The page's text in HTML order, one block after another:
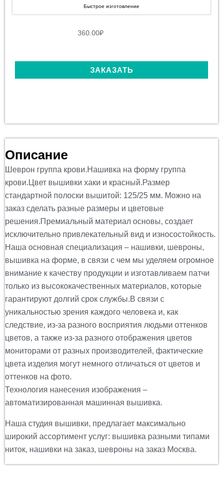
Быстрое изготовление
360.00₽
ЗАКАЗАТЬ
Описание
Шеврон группа крови.Нашивка на форму группа
крови.Цвет вышивки хаки и красный.Размер
стандартной полоски вышитой: 125/25 мм. Можно на
заказ сделать разные размеры и цветовые
решения.Премиальный материал основы, создает
исключительно привлекательный вид и износостойкость.
Наша основная специализация – нашивки, шевроны,
вышивка на форме, в связи с чем мы уделяем огромное
внимание к качеству продукции и изготавливаем патчи
только из высококачественных материалов, которые
гарантируют долгий срок службы.В связи с
уникальностью зрения каждого человека и, как
следствие, из-за разного восприятия людьми оттенков
цветов, а также из-за разного отображения цветов
мониторами от разных производителей, фактические
цвета изделия могут немного отличаться от цветов и
оттенков на фото.
Технология нанесения изображения –
автоматизированная машинная вышивка.
Наша студия вышивки, предлагает максимально
широкий ассортимент услуг: вышивка разными типами
ниток, нашивки на заказ, шевроны на заказ Москва.